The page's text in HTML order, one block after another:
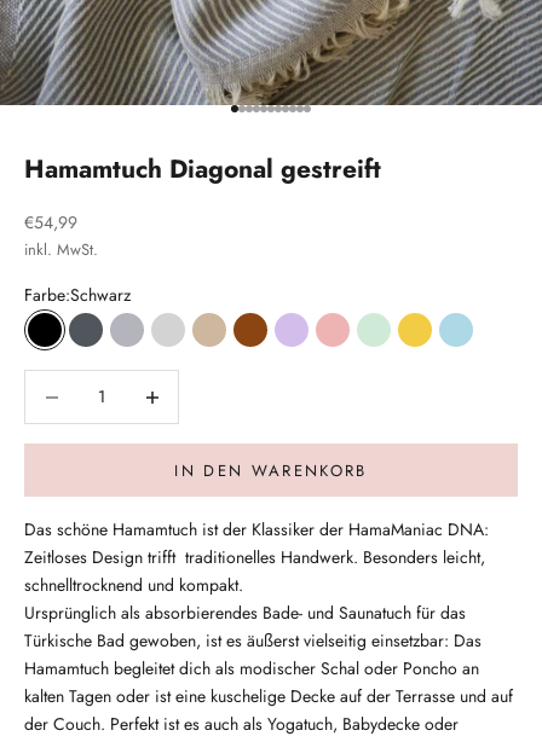
Gehe zu Element 1
Gehe zu Element 2
Gehe zu Element 3
Gehe zu Element 4
Gehe zu Element 5
Gehe zu Element 6
Gehe zu Element 7
Gehe zu Element 8
Gehe zu Element 9
Gehe zu Element 10
Gehe zu Element 11
Hamamtuch Diagonal gestreift
Angebot
€54,99
inkl. MwSt.
Farbe:Schwarz
SchwarzDunkelgrau
HellgrauGrau meliert
BeigeKupferFliederRosé Mint Gelb Hellblau
IN DEN WARENKORB
Das schöne Hamamtuch ist der Klassiker der HamaManiac DNA:
Zeitloses Design trifft traditionelles Handwerk. Besonders leicht,
schnelltrocknend und kompakt.
Ursprünglich als absorbierendes Bade- und Saunatuch für das
Türkische Bad gewoben, ist es äußerst vielseitig einsetzbar: Das
Hamamtuch begleitet dich als modischer Schal oder Poncho an
kalten Tagen oder ist eine kuschelige Decke auf der Terrasse und auf
der Couch. Perfekt ist es auch als Yogatuch, Babydecke oder